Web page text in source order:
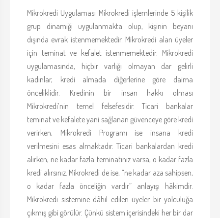
Mikrokredi Uygulaması Mikrokredi işlemlerinde 5 kişilik
grup dinamiği uygulanmakta olup, kişinin beyanı
dışında evrak istenmemektedir. Mikrokredi alan üyeler
için teminat ve kefalet istenmemektedir. Mikrokredi
uygulamasında, hiçbir varlığı olmayan dar gelirli
kadınlar, kredi almada diğerlerine göre daima
önceliklidir. Kredinin bir insan hakkı olması
Mikrokredi’nin temel felsefesidir. Ticari bankalar
teminat ve kefalete yani sağlanan güvenceye göre kredi
verirken, Mikrokredi Programı ise insana kredi
verilmesini esas almaktadır. Ticari bankalardan kredi
alırken, ne kadar fazla teminatınız varsa, o kadar fazla
kredi alırsınız. Mikrokredi de ise, “ne kadar aza sahipsen,
o kadar fazla önceliğin vardır” anlayışı hâkimdir.
Mikrokredi sistemine dâhil edilen üyeler bir yolculuğa
çıkmış gibi görülür. Çünkü sistem içerisindeki her bir dar